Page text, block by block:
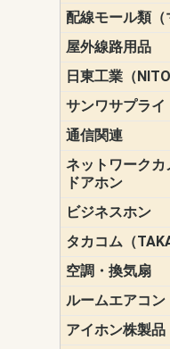
配線モール類
屋外線路用品
日東工業（
サンワサプライ
通信関連
ネットワークカ
ドアホン
ビジネスホン
タカコム（
空調・換気扇
ルームエアコン
アイホン株製品